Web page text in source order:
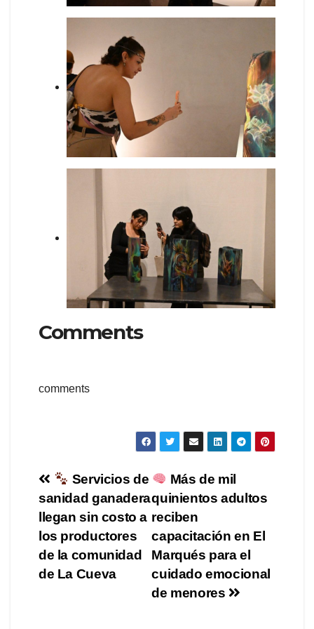
Comments
comments
Navegación
de
entradas
Más de mil
quinientos adultos
reciben
capacitación en El
Marqués para el
cuidado emocional
de menores
Servicios de
sanidad ganadera
llegan sin costo a
los productores
de la comunidad
de La Cueva